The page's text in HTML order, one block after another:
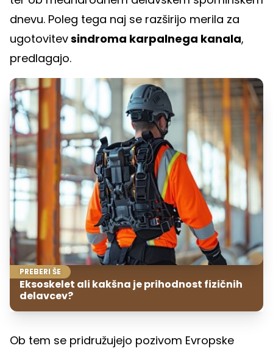
dnevu. Poleg tega naj se razširijo merila za
ugotovitevsindroma karpalnega kanala,
predlagajo.
PREBERI ŠE
Eksoskelet ali kakšna je prihodnost fizičnih
delavcev?
Ob tem se pridružujejo pozivom Evropske